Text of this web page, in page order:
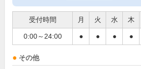
受付時間 月 火 水 木
0:00～24:00 ● ● ● ●
その他